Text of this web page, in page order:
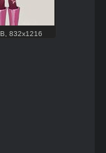
,832x1216